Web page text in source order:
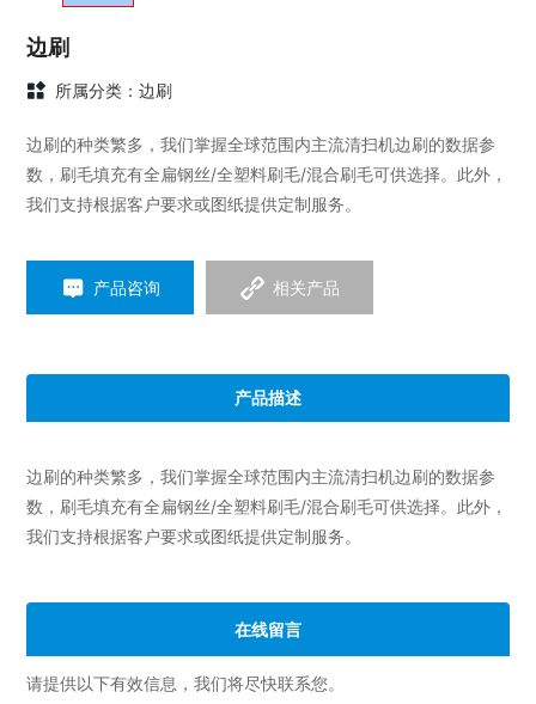
边刷
所属分类：边刷
边刷的种类繁多，我们掌握全球范围内主流清扫机边刷的数据参
数，刷毛填充有全扁钢丝/全塑料刷毛/混合刷毛可供选择。此外，
我们支持根据客户要求或图纸提供定制服务。
产品咨询 相关产品
产品描述
边刷的种类繁多，我们掌握全球范围内主流清扫机边刷的数据参
数，刷毛填充有全扁钢丝/全塑料刷毛/混合刷毛可供选择。此外，
我们支持根据客户要求或图纸提供定制服务。
在线留言
请提供以下有效信息，我们将尽快联系您。